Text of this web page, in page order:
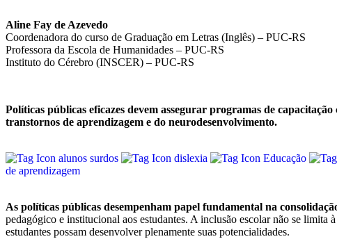
Aline Fay de Azevedo
Coordenadora do curso de Graduação em Letras (Inglês) – PUC-RS
Professora da Escola de Humanidades – PUC-RS
Instituto do Cérebro (INSCER) – PUC-RS
Políticas públicas eficazes devem assegurar programas de
transtornos de aprendizagem e do neurodesenvolvimento.
alunos surdos dislexia Educação
de aprendizagem
As políticas públicas desempenham papel fundamental na
pedagógico e institucional aos estudantes. A inclusão escolar não se
estudantes possam desenvolver plenamente suas potencialidades.